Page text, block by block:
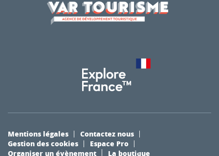
Mentions légales
Contactez nous
Gestion des cookies
Espace Pro
Organiser un évènement
La boutique